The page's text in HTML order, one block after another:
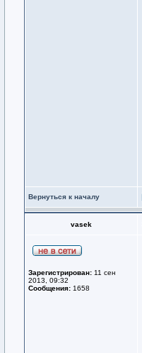
Вернуться к началу
vasek
Зарегистрирован: 11 сен
2013, 09:32
Сообщения: 1658